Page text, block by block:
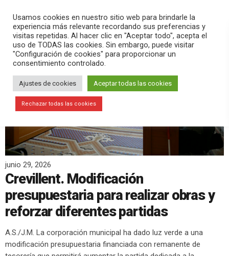
search menu pause PLAY
junio 29, 2026
Crevillent. Modificación
presupuestaria para realizar obras y
reforzar diferentes partidas
A.S./J.M. La corporación municipal ha dado luz verde a una
modificación presupuestaria financiada con remanente de
Usamos cookies en nuestro sitio web para brindarle la
experiencia más relevante recordando sus preferencias y
visitas repetidas. Al hacer clic en "Aceptar todo", acepta el
uso de TODAS las cookies. Sin embargo, puede visitar
"Configuración de cookies" para proporcionar un
consentimiento controlado.
Ajustes de cookies Aceptar todas las cookies
Rechazar todas las cookies